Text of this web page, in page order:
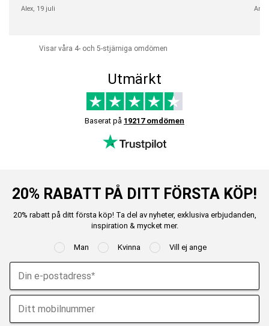
Alex, 19 juli
Visar våra 4- och 5-stjärniga omdömen
Utmärkt
Baserat på 19217 omdömen
20% RABATT PÅ DITT FÖRSTA KÖP!
20% rabatt på ditt första köp! Ta del av nyheter, exklusiva erbjudanden,
inspiration & mycket mer.
Man Kvinna Vill ej ange